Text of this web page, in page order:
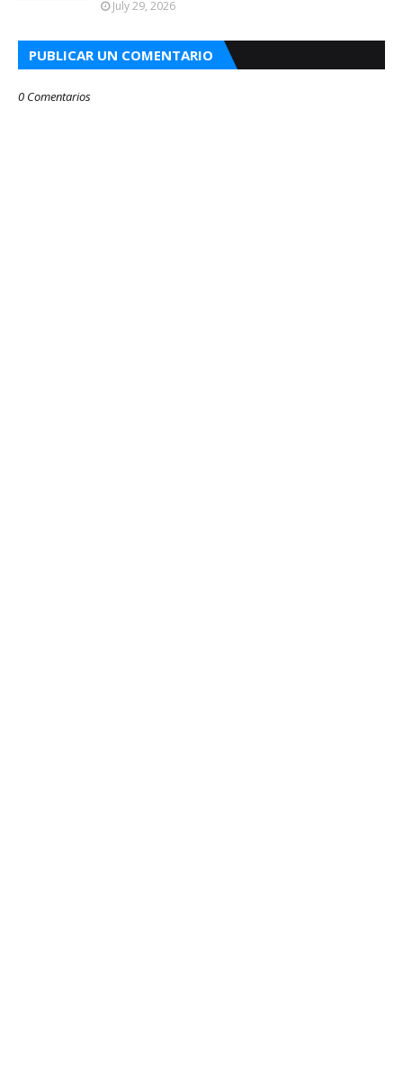
July 29, 2026
PUBLICAR UN COMENTARIO
0 Comentarios